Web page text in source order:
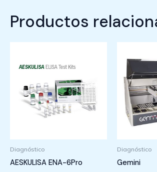
Productos
Diagnóstico
AESKULISA ENA-6Pro
Diagnóstico
Gemini